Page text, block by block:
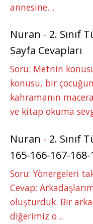
annesine…
Nuran - 2. Sınıf
Sayfa Cevapları
Soru: Metnin
konusu, bir
kahramanın
ve kitap okuma
Nuran - 2. Sınıf
165-166-167-
Soru: Yönergeleri
Cevap:
oluşturduk. Bir
diğerimiz o…